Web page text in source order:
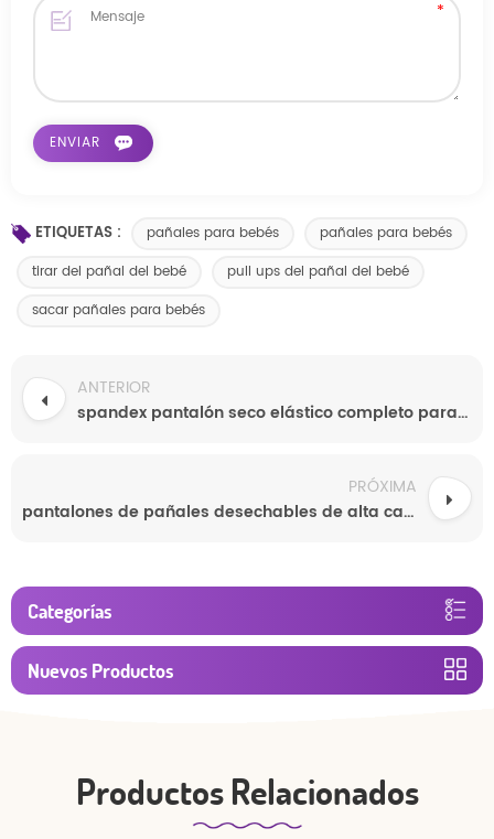
ETIQUETAS : pañales para bebés
pañales para bebés
tirar del pañal del bebé
pull ups del pañal del bebé
sacar pañales para bebés
ANTERIOR
spandex pantalón seco elástico completo para bebé
PRÓXIMA
pantalones de pañales desechables de alta calidad
Categorías
Nuevos Productos
Productos Relacionados